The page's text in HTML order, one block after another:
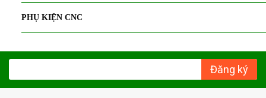
PHỤ KIỆN CNC
Đăng ký